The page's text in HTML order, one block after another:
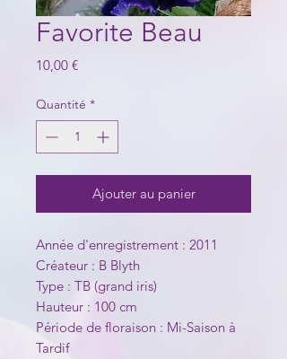
Favorite Beau
10,00 €Prix
Quantité *
Ajouter au panier
Année d'enregistrement : 2011
Créateur : B Blyth
Type : TB (grand iris)
Hauteur : 100 cm
Période de floraison : Mi-Saison à
Tardif